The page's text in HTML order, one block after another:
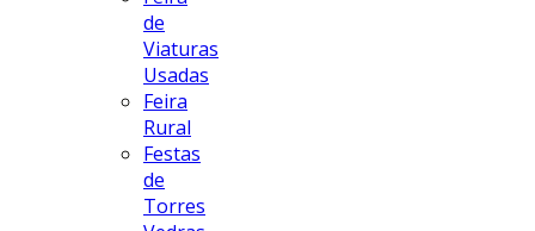
de
Viaturas
Usadas
Feira
Rural
Festas
de
Torres